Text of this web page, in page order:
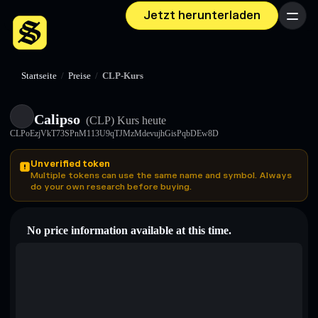
Jetzt herunterladen Menü
Startseite / Preise / CLP-Kurs
Calipso (CLP) Kurs heute
CLPoEzjVkT73SPnM113U9qTJMzMdevujhGisPqbDEw8D
Unverified token
Multiple tokens can use the same name and symbol. Always
do your own research before buying.
No price information available at this time.